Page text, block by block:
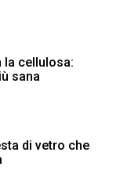
cellulosa:
sana
di vetro che